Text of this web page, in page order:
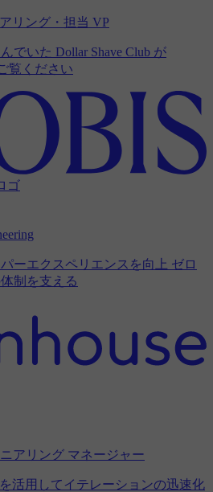
リング・担当 VP
でいた Dollar Shave Club が
覧ください
ゴ
ーエクスペリエンスを向上 ゼロ
制を支える
ニアリング マネージャー
を活用してイテレーションの迅速化